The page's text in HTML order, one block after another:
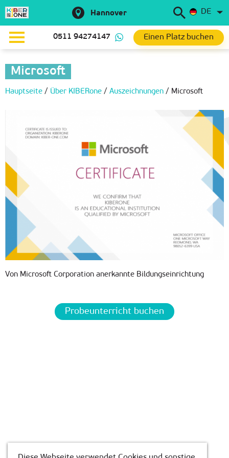
Hannover DE
0511 94274147 Einen Platz buchen
Microsoft
Hauptseite / Über KIBERone / Auszeichnungen / Microsoft
Von Microsoft Corporation anerkannte Bildungseinrichtung
Probeunterricht buchen